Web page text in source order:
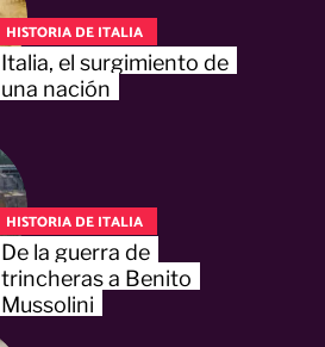
HISTORIA DE ITALIA
Italia, el surgimiento de
una nación
HISTORIA DE ITALIA
De la guerra de
trincheras a Benito
Mussolini